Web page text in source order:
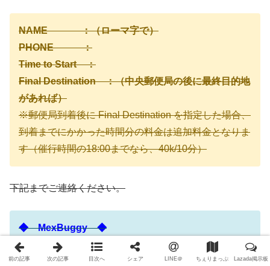
NAME ：（ローマ字で）
PHONE ：
Time to Start ：
Final Destination ：（中央郵便局の後に最終目的地
があれば）
※郵便局到着後に Final Destination を指定した場合、
到着までにかかった時間分の料金は追加料金となりま
す（催行時間の18:00までなら、40k/10分）
下記までご連絡ください。
◆ MexBuggy ◆
Tel：1900 88 6869（英語・ベトナム語）
または 02 8668 3 6868（日本語・ベトナム語）
前の記事 次の記事 目次へ シェア LINE＠ ちぇりまっぷ Lazada掲示板